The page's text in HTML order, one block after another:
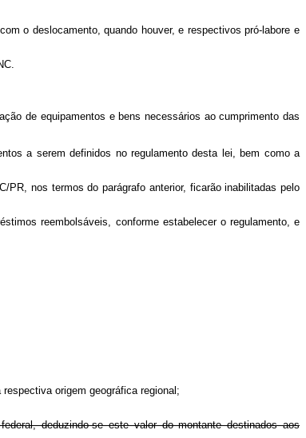
o deslocamento, quando houver, e respectivos pró-labore e
de equipamentos e bens necessários ao cumprimento das
a serem definidos no regulamento desta lei, bem como a
nos termos do parágrafo anterior, ficarão inabilitadas pelo
reembolsáveis, conforme estabelecer o regulamento, e
origem geográfica regional;
deduzindo-se este valor do montante destinados aos